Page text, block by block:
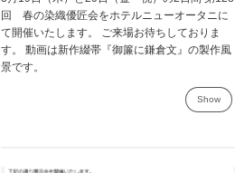
回 春の染織優匠会をホテルニューオータニに
て開催いたします。 ご来場お待ちしておりま
す。 動画は新作綴帯『御簾に鎌倉文』の製作風
景です。
Show